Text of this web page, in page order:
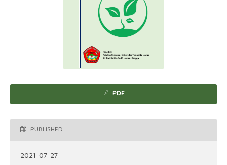
PDF
PUBLISHED
2021-07-27